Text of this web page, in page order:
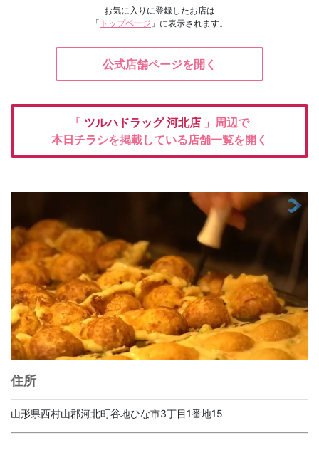
お気に入りに登録したお店は
「 トップページ 」に表示されます。
公式店舗ページを開く
「 ツルハドラッグ河北店 」周辺で
本日チラシを掲載している店舗一覧を開く
住所
山形県西村山郡河北町谷地ひな市3丁目1番地15